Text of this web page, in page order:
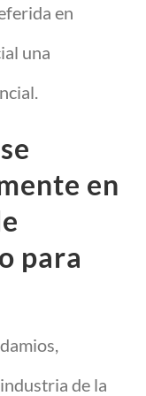
en
una
en
para
de la